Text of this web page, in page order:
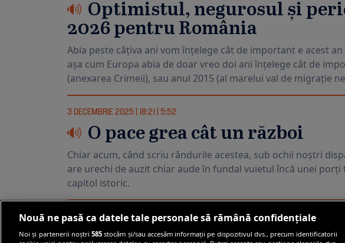
Optimistul, negurosul și
2026 pentru România
Abia peste câțiva ani vom înțelege cât de important e acest
așa cum Europa abia de doar vreo doi ani înțelege cât de
(anexarea Crimeii), sau anul 2015 (al marelui val de migrație
3 DECEMBRIE 2025 18:21 5:52
O pace grea cât un război
Chiar acum, când scriu rândurile acestea, sub ochii noștri
are urechi de auzit chiar aude în fundal vuietul încă unei
capitol istoric.
Nouă ne pasă ca datele tale personale să rămână confidențiale
Noi și partenerii noștri585 stocăm și/sau accesăm informații pe dispozitivul dvs., precum identificatorii